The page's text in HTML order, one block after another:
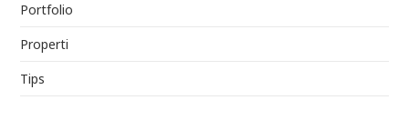
Portfolio
Properti
Tips